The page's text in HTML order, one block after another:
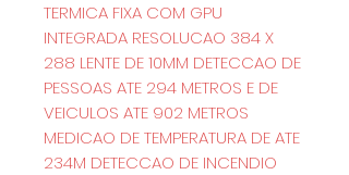
TERMICA FIXA COM GPU
INTEGRADA RESOLUCAO 384 X
288 LENTE DE 10MM DETECCAO DE
PESSOAS ATE 294 METROS E DE
VEICULOS ATE 902 METROS
MEDICAO DE TEMPERATURA DE ATE
234M DETECCAO DE INCENDIO